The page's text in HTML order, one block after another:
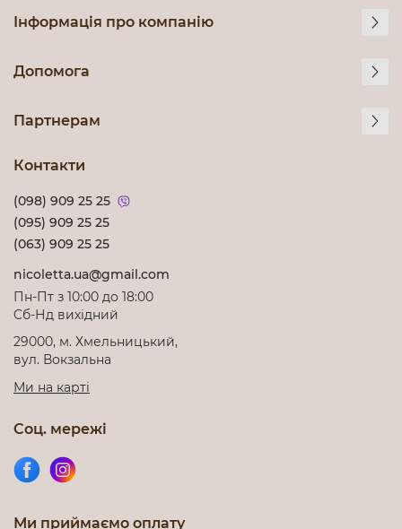
Інформація про компанію
Допомога
Партнерам
Контакти
(098) 909 25 25
(095) 909 25 25
(063) 909 25 25
nicoletta.ua@gmail.com
Пн-Пт з 10:00 до 18:00
Cб-Нд вихідний
29000, м. Хмельницький,
вул. Вокзальна
Ми на карті
Соц. мережі
Ми приймаємо оплату